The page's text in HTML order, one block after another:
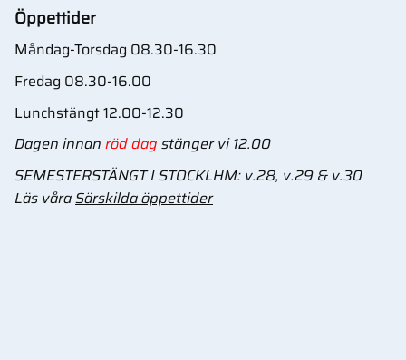
Öppettider
Måndag-Torsdag 08.30-16.30
Fredag 08.30-16.00
Lunchstängt 12.00-12.30
Dagen innan röd dag stänger vi 12.00
SEMESTERSTÄNGT I STOCKLHM: v.28, v.29 & v.30
Läs våraSärskilda öppettider